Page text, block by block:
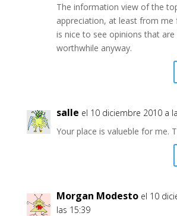
The information view of the
appreciation, at least from
is nice to see opinions that
worthwhile anyway.
salle el 10 diciembre 2010 a
Your place is valueble for me.
Morgan Modesto el 10
las 15:39